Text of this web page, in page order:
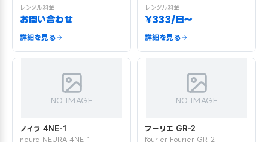
レンタル料金
お問い合わせ
詳細を見る
レンタル料金
¥333/日〜
詳細を見る
NO IMAGE
ノイラ 4NE-1
neura NEURA 4NE-1
NO IMAGE
フーリエ GR-2
fourier Fourier GR-2